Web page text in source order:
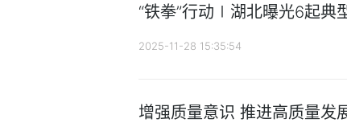
“铁拳”行动∣湖北曝光6起典
2025-11-28 15:35:54
增强质量意识 推进高质量发